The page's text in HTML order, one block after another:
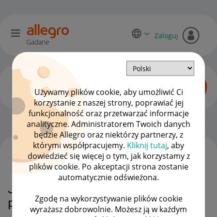
Używamy plików cookie, aby umożliwić Ci
korzystanie z naszej strony, poprawiać jej
funkcjonalność oraz przetwarzać informacje
analityczne. Administratorem Twoich danych
będzie Allegro oraz niektórzy partnerzy, z
którymi współpracujemy. Kliknij tutaj, aby
dowiedzieć się więcej o tym, jak korzystamy z
plików cookie. Po akceptacji strona zostanie
automatycznie odświeżona.
Zgodę na wykorzystywanie plików cookie
wyrażasz dobrowolnie. Możesz ją w każdym
Gadane
Zaloguj
Dyskusje kupujących OPCJE
Jak edytować usunąć ocenę
produktu
WSZYSTKIE TEMATY